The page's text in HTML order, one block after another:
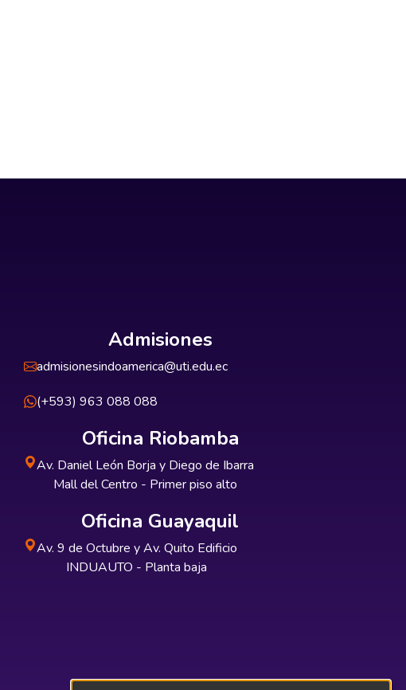
Admisiones
admisionesindoamerica@uti.edu.ec
(+593) 963 088 088
Oficina Riobamba
Av. Daniel León Borja y Diego de Ibarra
Mall del Centro - Primer piso alto
Oficina Guayaquil
Av. 9 de Octubre y Av. Quito Edificio
INDUAUTO - Planta baja